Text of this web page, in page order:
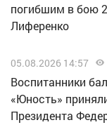
погибшим в бою
Лиференко
05.08.2026 14:57
Воспитанники
«Юность»
Президента